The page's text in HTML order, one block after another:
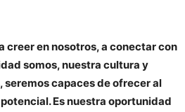
creer en nosotros, a conectar con
somos, nuestra cultura y
seremos capaces de ofrecer al
Es nuestra oportunidad